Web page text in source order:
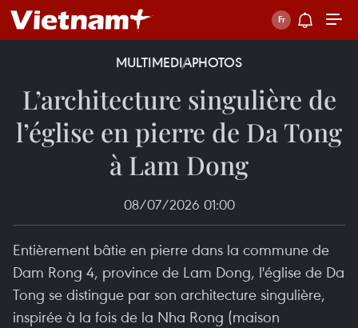
MULTIMEDIAPHOTOS
L’architecture singulière de
l’église en pierre de Da Tong
à Lam Dong
08/07/2026 01:00
Entièrement bâtie en pierre dans la commune de
Dam Rong 4, province de Lam Dong, l'église de Da
Tong se distingue par son architecture singulière,
inspirée à la fois de la Nha Rong (maison